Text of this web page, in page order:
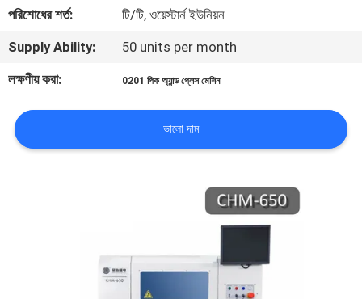
সাথে
যোগাযোগ
করুন
খবর
পরিশোধের শর্ত:
টি/টি, ওয়েস্টার্ন ইউনিয়ন
Supply Ability:
50 units per month
লক্ষণীয় করা:
0201 পিক অ্যান্ড প্লেস মেশিন
ভালো দাম